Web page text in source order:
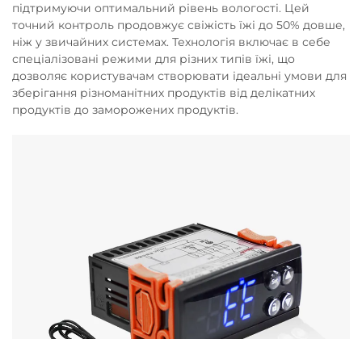
підтримуючи оптимальний рівень вологості. Цей
точний контроль продовжує свіжість їжі до 50% довше,
ніж у звичайних системах. Технологія включає в себе
спеціалізовані режими для різних типів їжі, що
дозволяє користувачам створювати ідеальні умови для
зберігання різноманітних продуктів від делікатних
продуктів до заморожених продуктів.